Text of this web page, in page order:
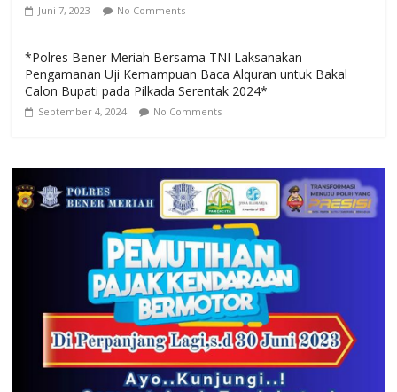
Juni 7, 2023 No Comments
*Polres Bener Meriah Bersama TNI Laksanakan
Pengamanan Uji Kemampuan Baca Alquran untuk Bakal
Calon Bupati pada Pilkada Serentak 2024*
September 4, 2024 No Comments